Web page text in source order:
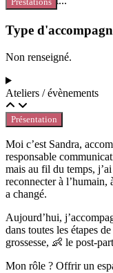
Type
Non renseigné.
Ateliers / évènements
Présentation
Moi c’est Sandra,
responsable
mais au fil du temps,
reconnecter à l’humain,
a changé.
Aujourd’hui,
dans toutes les étapes
grossesse, 👶 le post-
Mon rôle ? Offrir un